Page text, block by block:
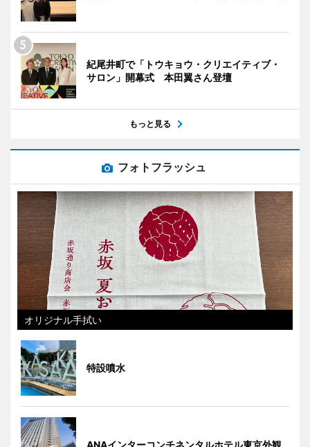
紀尾井町で「トウキョウ・クリエイティブ・
サロン」開幕式 本田翼さん登壇
もっと見る
フォトフラッシュ
オリジナル手拭い
特設噴水
ANAインターコンチネンタルホテル東京外観